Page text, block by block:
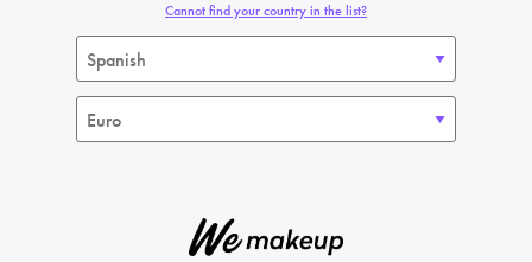
Cannot find your country in the list?